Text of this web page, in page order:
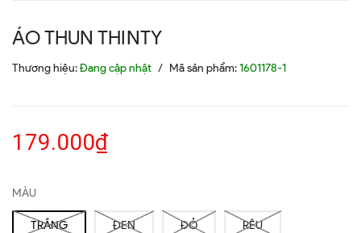
ÁO THUN THINTY
Thương hiệu:Đang cập nhật / Mã sản phẩm:1601178-1
179.000₫
MÀU
TRẮNG ĐEN ĐỎ RÊU